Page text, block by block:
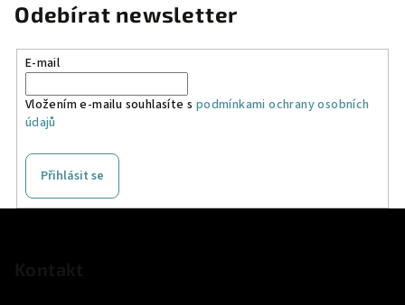
Odebírat newsletter
E-mail
Vložením e-mailu souhlasíte s podmínkami ochrany osobních
údajů
Přihlásit se